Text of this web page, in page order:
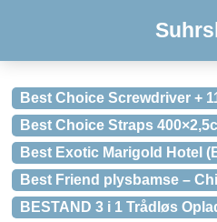
Best Choice Screwdriver +
Best Choice Straps
Best Exotic Marigold Hotel
Best Friend plysbamse –
BESTAND 3 i 1 Trådløs